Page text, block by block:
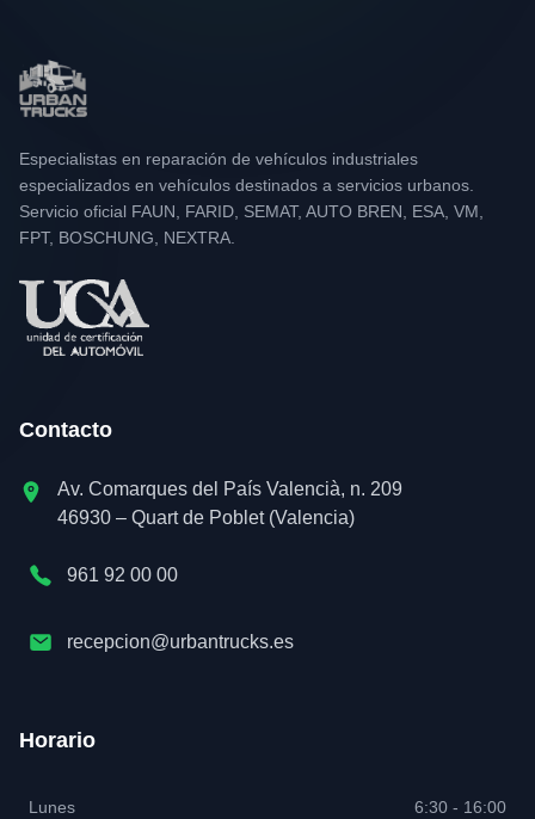
Especialistas en reparación de vehículos industriales
especializados en vehículos destinados a servicios urbanos.
Servicio oficial FAUN, FARID, SEMAT, AUTO BREN, ESA, VM,
FPT, BOSCHUNG, NEXTRA.
Contacto
Av. Comarques del País Valencià, n. 209
46930 – Quart de Poblet (Valencia)
961 92 00 00
recepcion@urbantrucks.es
Horario
Lunes 6:30 - 16:00